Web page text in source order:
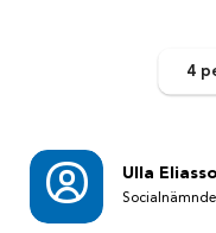
4
Ulla